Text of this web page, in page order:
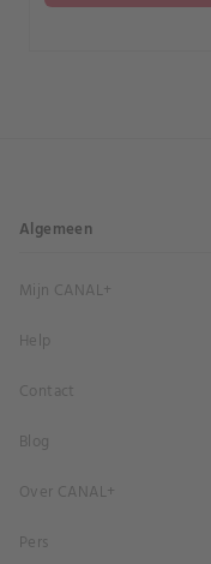
Algemeen
Mijn CANAL+
Help
Contact
Blog
Over CANAL+
Pers